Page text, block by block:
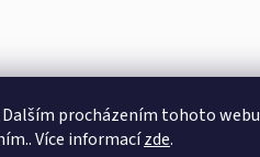
procházením tohoto webu
Více informacízde.